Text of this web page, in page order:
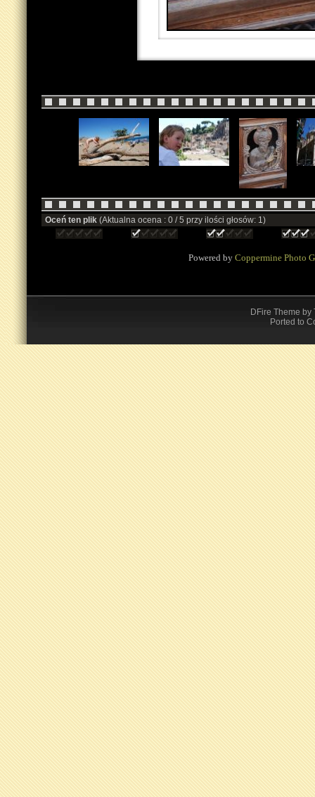
Oceń ten plik (Aktualna ocena : 0 / 5 przy ilości głosów: 1)
Powered by Coppermine Photo
DFire Theme by
Ported to